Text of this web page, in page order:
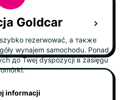
Goldcar
szybko rezerwować, а также
wynajem samochodu. Ponad
до Twej dyspozycji в zasięgu
informacji